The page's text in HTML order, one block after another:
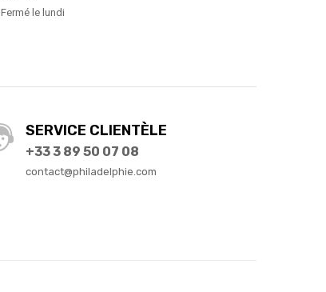
Fermé le lundi
SERVICE CLIENTÈLE
+33 3 89 50 07 08
contact@philadelphie.com